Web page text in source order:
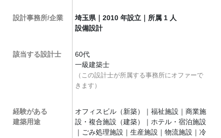
設計事務所/企業
埼玉県｜2010 年設立｜所属 1 人
設備設計
該当する設計士
60代
一級建築士
（この設計士が所属する事務所にオファーで
きます）
経験がある
建築用途
オフィスビル（新築）｜福祉施設｜商業施
設・複合施設（建築）｜ホテル・宿泊施設
｜ごみ処理施設｜生産施設｜物流施設｜冷